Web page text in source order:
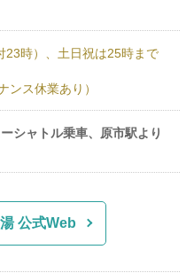
23時）、土日祝は25時まで
ンス休業あり）
シャトル乗車、原市駅より
公式Web